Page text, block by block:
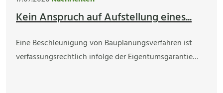
Kein Anspruch auf Aufstellung eines...
Eine Beschleunigung von Bauplanungsverfahren ist
verfassungsrechtlich infolge der Eigentumsgarantie…